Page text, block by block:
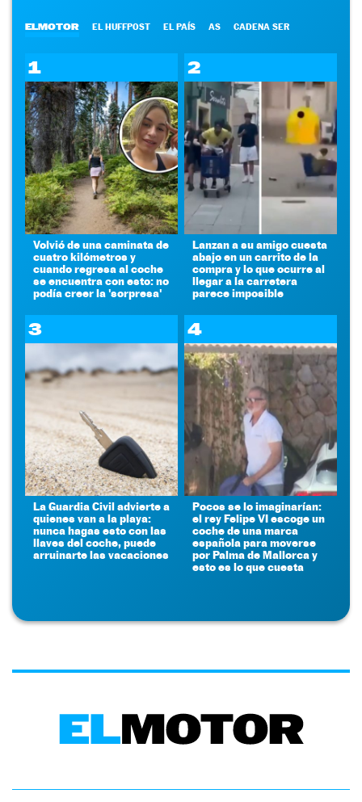
ELMOTOR EL HUFFPOST EL PAÍS AS CADENA SER
1
Volvió de una caminata de
cuatro kilómetros y
cuando regresa al coche
se encuentra con esto: no
podía creer la 'sorpresa'
2
Lanzan a su amigo cuesta
abajo en un carrito de la
compra y lo que ocurre al
llegar a la carretera
parece imposible
3
La Guardia Civil advierte a
quienes van a la playa:
nunca hagas esto con las
llaves del coche, puede
arruinarte las vacaciones
4
Pocos se lo imaginarían:
el rey Felipe VI escoge un
coche de una marca
española para moverse
por Palma de Mallorca y
esto es lo que cuesta